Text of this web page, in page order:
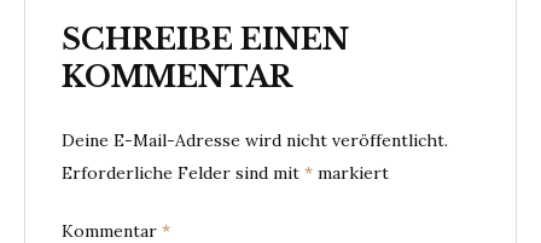
SCHREIBE EINEN
KOMMENTAR
Deine E-Mail-Adresse wird nicht veröffentlicht.
Erforderliche Felder sind mit * markiert
Kommentar *